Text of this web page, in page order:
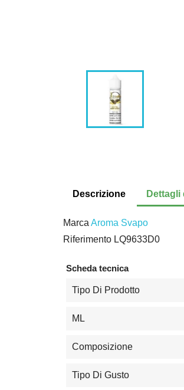
Descrizione
Marca Aroma Svapo
Riferimento LQ9633D0
Scheda tecnica
Tipo Di Prodotto
ML
Composizione
Tipo Di Gusto